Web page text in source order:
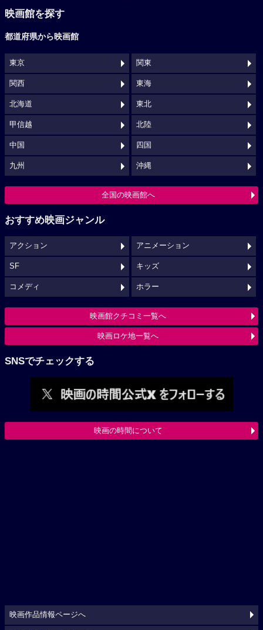
映画館を探す
都道府県から映画館
東京 関東
関西 東海
北海道 東北
甲信越 北陸
中国 四国
九州 沖縄
全国の映画館へ
おすすめ映画ジャンル
アクション アニメーション
SF キッズ
コメディ ホラー
映画館クチコミ一覧へ
映画ロケ地一覧へ
SNSでチェックする
映画の時間について
映画作品情報ページへ